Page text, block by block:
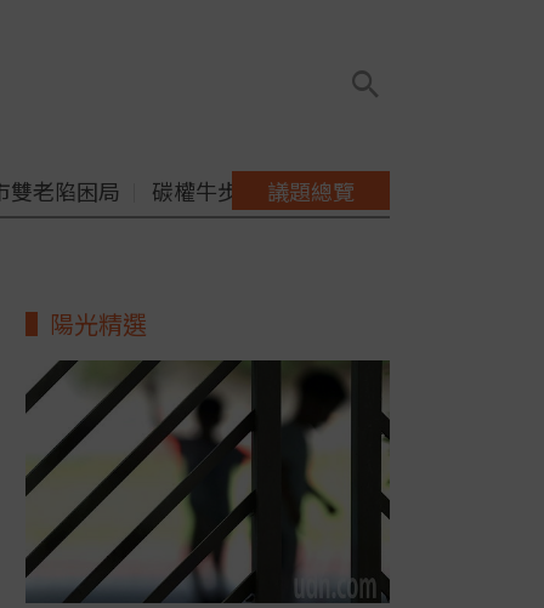
雙老陷困局 碳權牛步缺配套議題總覽
陽光精選